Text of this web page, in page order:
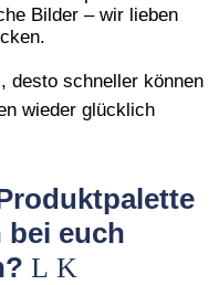
Bilder – wir lieben
desto schneller können
wieder glücklich
bei euch